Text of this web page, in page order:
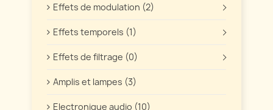
Effets de modulation (2)
Effets temporels (1)
Effets de filtrage (0)
Amplis et lampes (3)
Electronique audio (10)